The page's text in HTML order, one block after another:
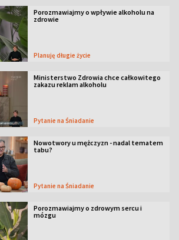
Porozmawiajmy o wpływie alkoholu na
zdrowie
Planuję długie życie
Ministerstwo Zdrowia chce całkowitego
zakazu reklam alkoholu
Pytanie na Śniadanie
Nowotwory u mężczyzn - nadal tematem
tabu?
Pytanie na Śniadanie
Porozmawiajmy o zdrowym sercu i
mózgu